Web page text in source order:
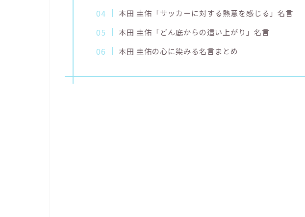
本田 圭佑「サッカーに対する熱意を感じる」名言
本田 圭佑「どん底からの這い上がり」名言
本田 圭佑の心に染みる名言まとめ